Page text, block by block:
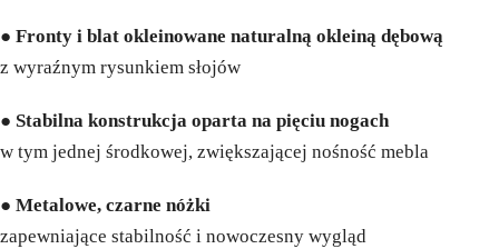
● Fronty i blat okleinowane naturalną okleiną dębową
z wyraźnym rysunkiem słojów
● Stabilna konstrukcja oparta na pięciu nogach
w tym jednej środkowej, zwiększającej nośność mebla
● Metalowe, czarne nóżki
zapewniające stabilność i nowoczesny wygląd